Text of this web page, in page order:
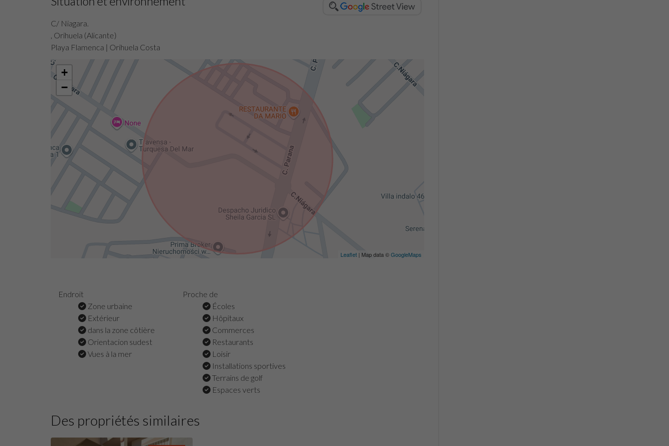
C/ Niagara.
, Orihuela (Alicante)
Playa Flamenca | Orihuela Costa
+
−
Leaflet | Map data ©GoogleMaps
Endroit
Zone urbaine
Extérieur
dans la zone côtière
Orientacion sudest
Vues à la mer
Proche de
Écoles
Hôpitaux
Commerces
Restaurants
Loisir
Installations sportives
Terrains de golf
Espaces verts
Des propriétés similaires